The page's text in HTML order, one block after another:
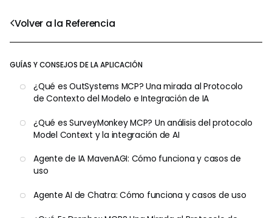
Volver a la Referencia
GUÍAS Y CONSEJOS DE LA APLICACIÓN
¿Qué es OutSystems MCP? Una mirada al Protocolo
de Contexto del Modelo e Integración de IA
¿Qué es SurveyMonkey MCP? Un análisis del protocolo
Model Context y la integración de AI
Agente de IA MavenAGI: Cómo funciona y casos de
uso
Agente AI de Chatra: Cómo funciona y casos de uso